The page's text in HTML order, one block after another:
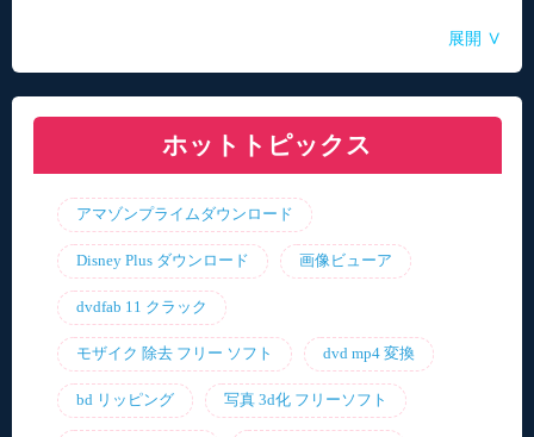
自動音声読み上げ無料ツールランキング！使い
やすさと機能を比較
【2026年最新】合成音声のフリーソフト・サイ
ト・アプリおすすめ7選！
【2026年更新】AI音声読み上げソフト・サイ
ト・アプリ8選！【無料】
【2026最新】TuneFabの使い方・評判・違法性
をご紹介！最優の代替品は？
【2026最新】ひまわり動画のダウンロード方法
展開 ∨
ホットトピックス
アマゾンプライムダウンロード
Disney Plus ダウンロード 画像ビューア
dvdfab 11 クラック
モザイク 除去 フリー ソフト dvd mp4 変換
bd リッピング 写真 3d化 フリーソフト